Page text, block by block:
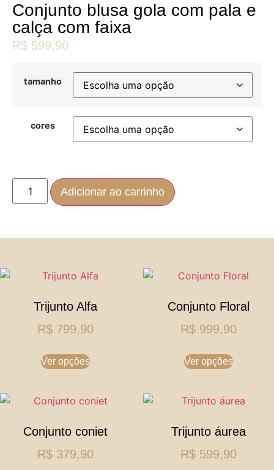
Conjunto blusa gola com pala e
calça com faixa
R$ 599,90
tamanho
cores
Adicionar ao carrinho
Trijunto Alfa
R$ 799,90
Ver opções
Conjunto Floral
R$ 999,90
Ver opções
Conjunto coniet
R$ 379,90
Trijunto áurea
R$ 599,90